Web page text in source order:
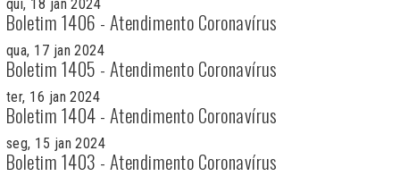
qui, 18 jan 2024
Boletim 1406 - Atendimento Coronavírus
qua, 17 jan 2024
Boletim 1405 - Atendimento Coronavírus
ter, 16 jan 2024
Boletim 1404 - Atendimento Coronavírus
seg, 15 jan 2024
Boletim 1403 - Atendimento Coronavírus